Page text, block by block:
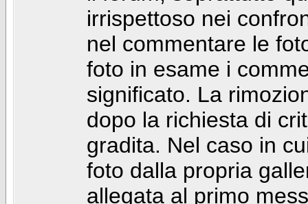
irrispettoso nei
nel commentare le
foto in esame i
significato. La
dopo la richiesta di
gradita. Nel caso in
foto dalla propria
allegata al primo